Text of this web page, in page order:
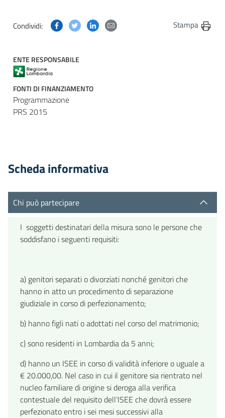
Condividi: Condividi questa pagina su Facebook
Condividi questa pagina su Twitter
Condividi questa pagina su Linkedin
Condividi questa pagina via
Stampa
ENTE RESPONSABILE
FONTI DI FINANZIAMENTO
Programmazione
PRS 2015
Scheda informativa
Chi può partecipare
I soggetti destinatari della misura sono le persone che
soddisfano i seguenti requisiti:
a) genitori separati o divorziati nonché genitori che
hanno in atto un procedimento di separazione
giudiziale in corso di perfezionamento;
b) hanno figli nati o adottati nel corso del matrimonio;
c) sono residenti in Lombardia da 5 anni;
d) hanno un ISEE in corso di validità inferiore o uguale a
€ 20.000,00. Nel caso in cui il genitore sia rientrato nel
nucleo familiare di origine si deroga alla verifica
contestuale del requisito dell’ISEE che dovrà essere
perfezionato entro i sei mesi successivi alla